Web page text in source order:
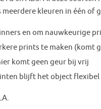
kleuren in één
en om nauwkeurige
prints te maken (komt
komt geen geur bij vrij
blijft het object flexibel